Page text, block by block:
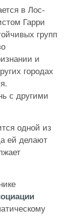
в Лос-
Гарри
групп
и
городах
с другими
одной из
ей делают